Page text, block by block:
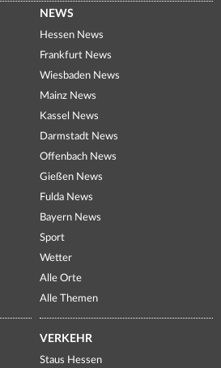
NEWS
Hessen News
Frankfurt News
Wiesbaden News
Mainz News
Kassel News
Darmstadt News
Offenbach News
Gießen News
Fulda News
Bayern News
Sport
Wetter
Alle Orte
Alle Themen
VERKEHR
Staus Hessen